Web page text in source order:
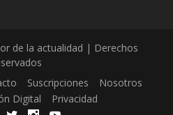
de la actualidad | Derechos
Suscripciones
Nosotros
Digital Privacidad